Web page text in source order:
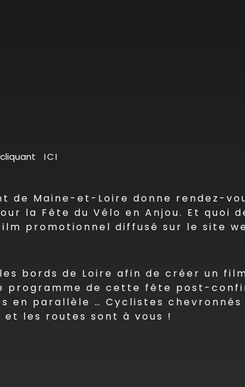
ICI
de Maine-et-Loire donne rendez-
la Fête du Vélo en Anjou. Et quoi
promotionnel diffusé sur le site
les bords de Loire afin de créer un
programme de cette fête post-
en parallèle … Cyclistes chevronnés
et les routes sont à vous !